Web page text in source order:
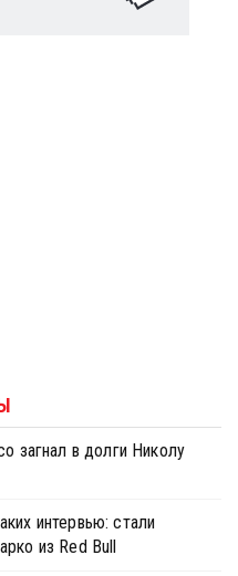
загнал в долги Николу
интервью: стали
из Red Bull